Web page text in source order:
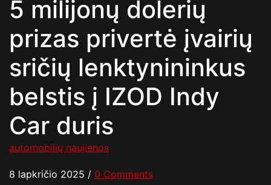
5 milijonų dolerių
prizas privertė įvairių
sričių lenktynininkus
belstis į IZOD Indy
Car duris
automobilių naujienos
8 lapkričio 2025 / 0 Comments